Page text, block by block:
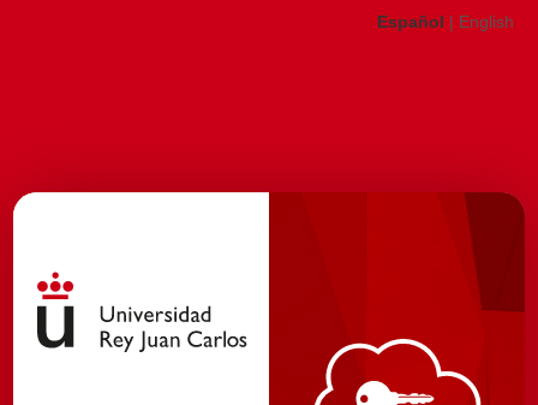
Español | English